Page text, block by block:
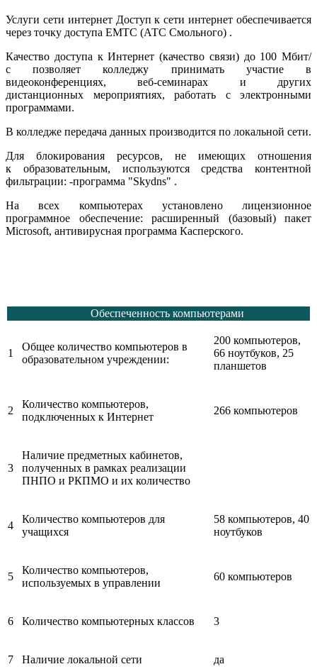
Услуги сети интернет Доступ к сети интернет обеспечивается
через точку доступа ЕМТС (АТС Смольного) .
Качество доступа к Интернет (качество связи) до 100 Мбит/
с позволяет колледжу принимать участие в
видеоконференциях, веб-семинарах и других
дистанционных мероприятиях, работать с электронными
программами.
В колледже передача данных производится по локальной сети.
Для блокирования ресурсов, не имеющих отношения
к образовательным, используются средства контентной
фильтрации: -программа "Skydns" .
На всех компьютерах установлено лицензионное
программное обеспечение: расширенный (базовый) пакет
Microsoft, антивирусная программа Касперского.
Обеспеченность компьютерами
1
Общее количество компьютеров в
образовательном учреждении:
200 компьютеров,
66 ноутбуков, 25
планшетов
2
Количество компьютеров,
подключенных к Интернет
266 компьютеров
3
Наличие предметных кабинетов,
полученных в рамках реализации
ПНПО и РКПМО и их количество
4
Количество компьютеров для
учащихся
58 компьютеров, 40
ноутбуков
5
Количество компьютеров,
используемых в управлении
60 компьютеров
6 Количество компьютерных классов 3
7 Наличие локальной сети да